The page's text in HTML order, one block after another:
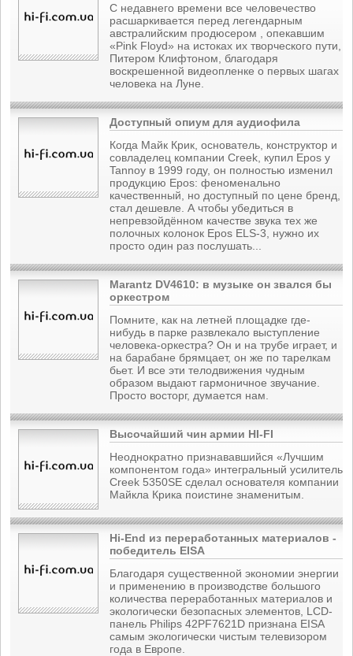
С недавнего времени все человечество
расшаркивается перед легендарным
австралийским продюсером , опекавшим
«Pink Floyd» на истоках их творческого пути,
Питером Клифтоном, благодаря
воскрешенной видеопленке о первых шагах
человека на Луне.
Доступный опиум для аудиофила
Когда Майк Крик, основатель, конструктор и
совладелец компании Creek, купил Epos у
Tannoy в 1999 году, он полностью изменил
продукцию Epos: феноменально
качественный, но доступный по цене бренд,
стал дешевле. А чтобы убедиться в
непревзойдённом качестве звука тех же
полочных колонок Epos ELS-3, нужно их
просто один раз послушать...
Marantz DV4610: в музыке он звался бы
оркестром
Помните, как на летней площадке где-
нибудь в парке развлекало выступление
человека-оркестра? Он и на трубе играет, и
на барабане брямцает, он же по тарелкам
бьет. И все эти телодвижения чудным
образом выдают гармоничное звучание.
Просто восторг, думается нам.
Высочайший чин армии HI-FI
Неоднократно признававшийся «Лучшим
компонентом года» интегральный усилитель
Creek 5350SE сделал основателя компании
Майкла Крика поистине знаменитым.
Hi-End из переработанных материалов -
победитель EISA
Благодаря существенной экономии энергии
и применению в производстве большого
количества переработанных материалов и
экологически безопасных элементов, LCD-
панель Philips 42PF7621D признана EISA
самым экологически чистым телевизором
года в Европе.